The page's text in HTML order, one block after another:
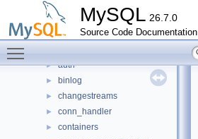
MySQL 26.7.0
Source Code Documentation
mysys
plugin
► router
► auth
► binlog
► changestreams
► conn_handler
► containers